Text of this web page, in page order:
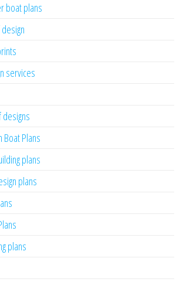
boat plans
services
designs
Boat Plans
plans
plans
plans